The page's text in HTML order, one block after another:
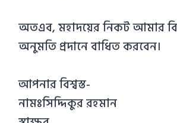
অতএব, মহাদয়ের নিকট আমার
অনুমতি প্রদানে বাধিত করবেন।
আপনার বিশ্বস্ত-
নামঃসিদ্দিকুর রহমান